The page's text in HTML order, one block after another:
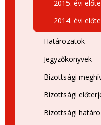
2015. évi
2014. évi
Határozatok
Jegyzőkönyvek
Bizottsági
Bizottsági
Bizottsági